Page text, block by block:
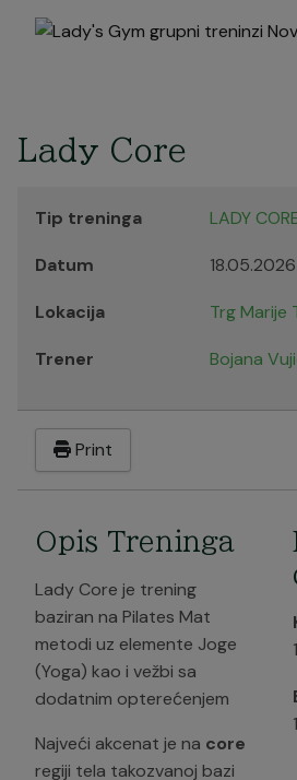
Lady Core
Tip treninga LADY
Datum 18.05.2026
Lokacija Trg Marije
Trener Bojana
Print
Opis Treninga
Lady Core je trening
baziran na Pilates Mat
metodi uz elemente Joge
(Yoga) kao i vežbi sa
dodatnim opterećenjem
Najveći akcenat je na core
regiji tela takozvanoj bazi